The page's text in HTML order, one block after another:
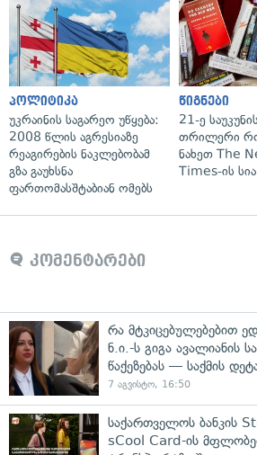
პოლიტიკა
უკრაინის საგარეო უწყება:
2008 წლის აგრესიაზე
რეაგირების ნაკლებობამ
გზა გაუხსნა
ფართომასშტაბიან ომებს
წიგნები
21-ე
თრილერი
ნახეთ The
Times-ის სია
კომენტარები
რა მტკიცებულებებით
ნ.ი.-ს გიგა ავალიანის
წაქეზებას — საქმის
7 აგვისტო, 16:50
საქართველოს ბანკის
sCool Card-ის